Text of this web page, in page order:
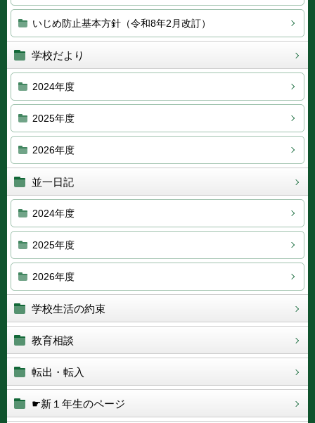
いじめ防止基本方針（令和8年2月改訂）
学校だより
2024年度
2025年度
2026年度
並一日記
2024年度
2025年度
2026年度
学校生活の約束
教育相談
転出・転入
☛新１年生のページ